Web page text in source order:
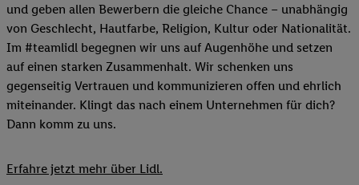
und geben allen Bewerbern die gleiche Chance – unabhängig
von Geschlecht, Hautfarbe, Religion, Kultur oder Nationalität.
Im #teamlidl begegnen wir uns auf Augenhöhe und setzen
auf einen starken Zusammenhalt. Wir schenken uns
gegenseitig Vertrauen und kommunizieren offen und ehrlich
miteinander. Klingt das nach einem Unternehmen für dich?
Dann komm zu uns.​
Erfahre jetzt mehr über Lidl.